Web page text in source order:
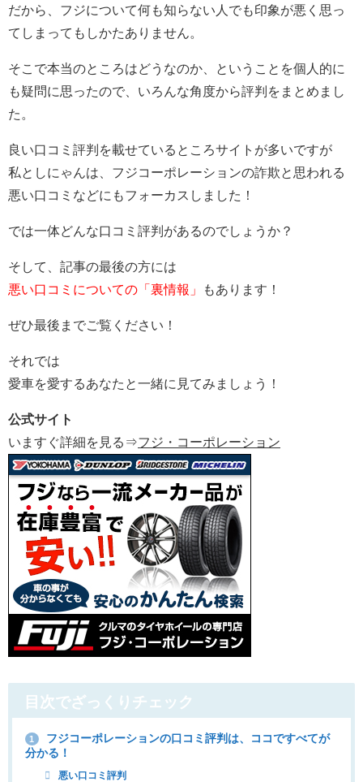
だから、フジについて何も知らない人でも印象が悪く思っ
てしまってもしかたありません。
そこで本当のところはどうなのか、ということを個人的に
も疑問に思ったので、いろんな角度から評判をまとめまし
た。
良い口コミ評判を載せているところサイトが多いですが
私としにゃんは、フジコーポレーションの詐欺と思われる
悪い口コミなどにもフォーカスしました！
では一体どんな口コミ評判があるのでしょうか？
そして、記事の最後の方には
悪い口コミについての「裏情報」
もあります！
ぜひ最後までご覧ください！
それでは
愛車を愛するあなたと一緒に見てみましょう！
公式サイト
いますぐ詳細を見る⇒フジ・コーポレーション
目次でざっくりチェック
1
フジコーポレーションの口コミ評判は、ココですべてが
分かる！
悪い口コミ評判